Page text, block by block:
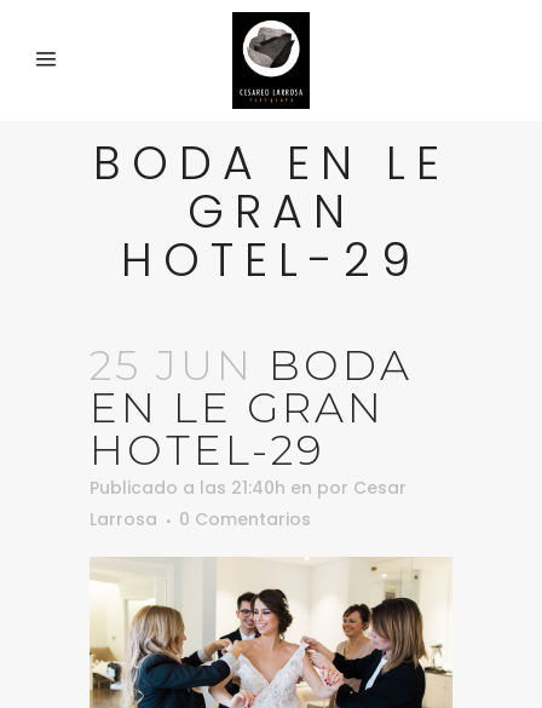
BODA EN LE
GRAN
HOTEL-29
25 JUN BODA
EN LE GRAN
HOTEL-29
Publicado a las 21:40h en por Cesar
Larrosa
0 Comentarios